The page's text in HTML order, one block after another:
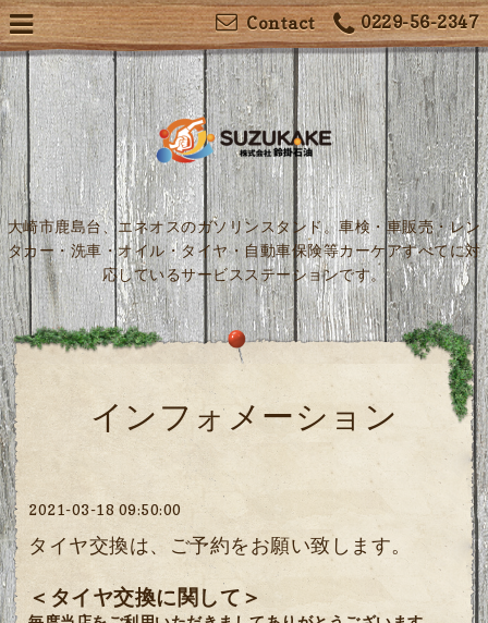
0229-56-2347
Contact
大崎市鹿島台、エネオスのガソリンスタンド。車検・車販売・レン
タカー・洗車・オイル・タイヤ・自動車保険等カーケアすべてに対
応しているサービスステーションです。
インフォメーション
2021-03-18 09:50:00
タイヤ交換は、ご予約をお願い致します。
＜タイヤ交換に関して＞